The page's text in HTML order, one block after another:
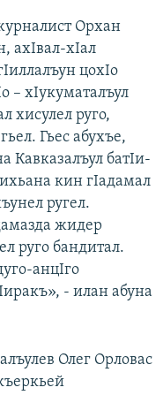
Орхан
ахIвал-хIал
цохIо
– хIукуматалъул
хисулел руго,
Гьес абухъе,
Кавказалъул батIи-
кин гIадамал
ругел.
жидер
руго бандитал.
анцIго
- илан абуна
Олег Орловас